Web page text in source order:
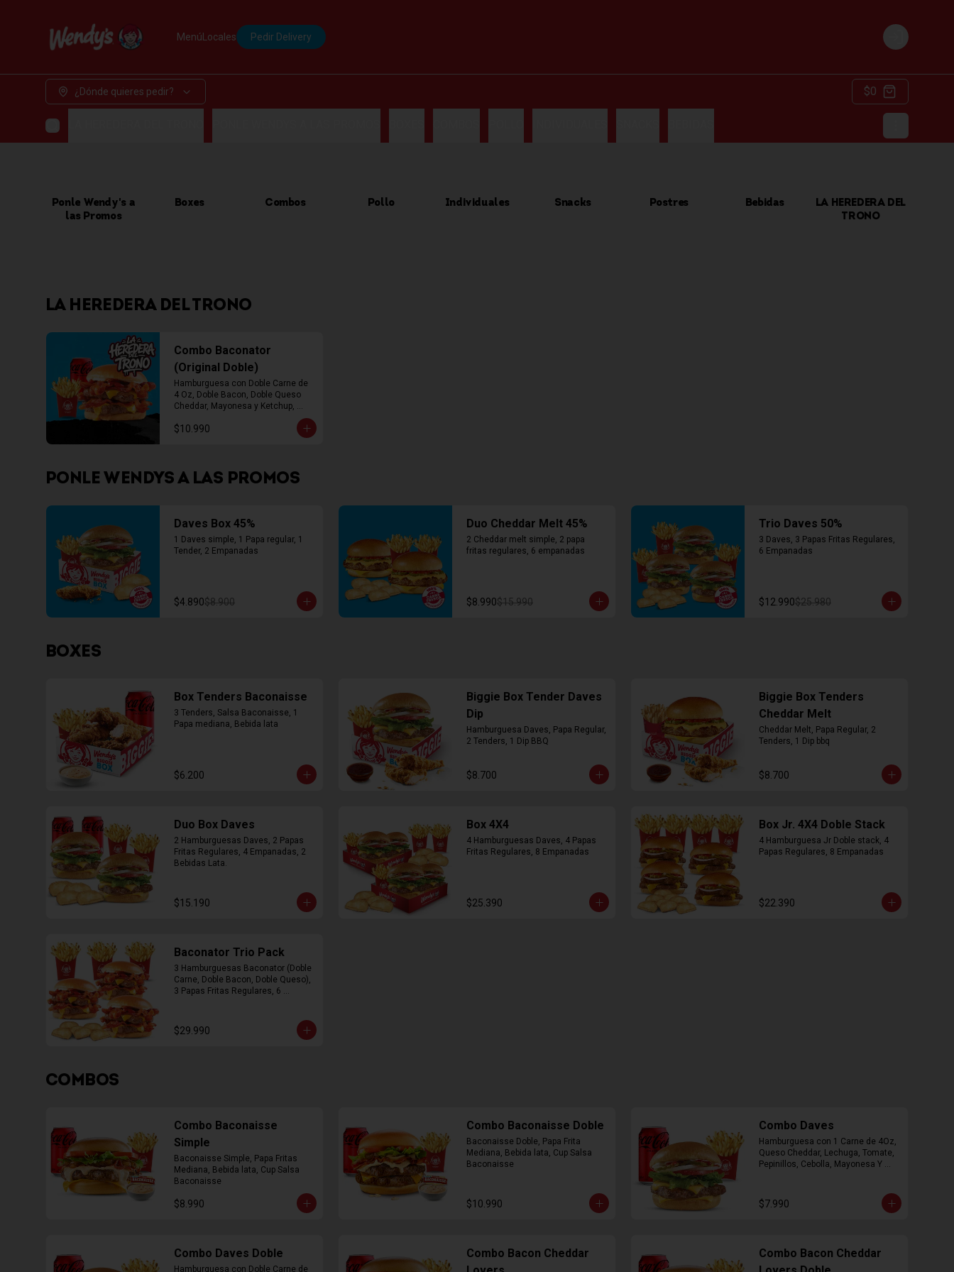
Menú Locales Pedir Delivery
Login
¿Dónde quieres pedir? $0
Ponle Wendy's a
las Promos
Boxes Combos Pollo Individuales Snacks Postres Bebidas
LA HEREDERA DEL
TRONO
LA HEREDERA DEL TRONO
Combo Baconator
(Original Doble)
Hamburguesa con Doble Carne de
4 Oz, Doble Bacon, Doble Queso
Cheddar, Mayonesa y Ketchup,
Papas Fritas Mediana, Bebida Lata
$10.990
PONLE WENDYS A LAS PROMOS
Daves Box 45%
1 Daves simple, 1 Papa regular, 1
Tender, 2 Empanadas
$4.890$8.900
Duo Cheddar Melt 45%
2 Cheddar melt simple, 2 papa
fritas regulares, 6 empanadas
$8.990$15.990
Trio Daves 50%
3 Daves, 3 Papas Fritas Regulares,
6 Empanadas
$12.990$25.980
BOXES
Box Tenders Baconaisse
3 Tenders, Salsa Baconaisse, 1
Papa mediana, Bebida lata
$6.200
Biggie Box Tender Daves
Dip
Hamburguesa Daves, Papa Regular,
2 Tenders, 1 Dip BBQ
$8.700
Biggie Box Tenders
Cheddar Melt
Cheddar Melt, Papa Regular, 2
Tenders, 1 Dip bbq
$8.700
Duo Box Daves
2 Hamburguesas Daves, 2 Papas
Fritas Regulares, 4 Empanadas, 2
Bebidas Lata.
$15.190
Box 4X4
4 Hamburguesas Daves, 4 Papas
Fritas Regulares, 8 Empanadas
$25.390
Box Jr. 4X4 Doble Stack
4 Hamburguesa Jr Doble stack, 4
Papas Regulares, 8 Empanadas
$22.390
Baconator Trio Pack
3 Hamburguesas Baconator (Doble
Carne, Doble Bacon, Doble Queso),
3 Papas Fritas Regulares, 6
$29.990
COMBOS
Combo Baconaisse
Simple
Baconaisse Simple, Papa Fritas
Mediana, Bebida lata, Cup Salsa
Baconaisse
$8.990
Combo Baconaisse Doble
Baconaisse Doble, Papa Frita
Mediana, Bebida lata, Cup Salsa
Baconaisse
$10.990
Combo Daves
Hamburguesa con 1 Carne de 4Oz,
Queso Cheddar, Lechuga, Tomate,
Pepinillos, Cebolla, Mayonesa Y
$7.990
Combo Daves Doble
Hamburguesa con Doble Carne de
Combo Bacon Cheddar
Combo Bacon Cheddar